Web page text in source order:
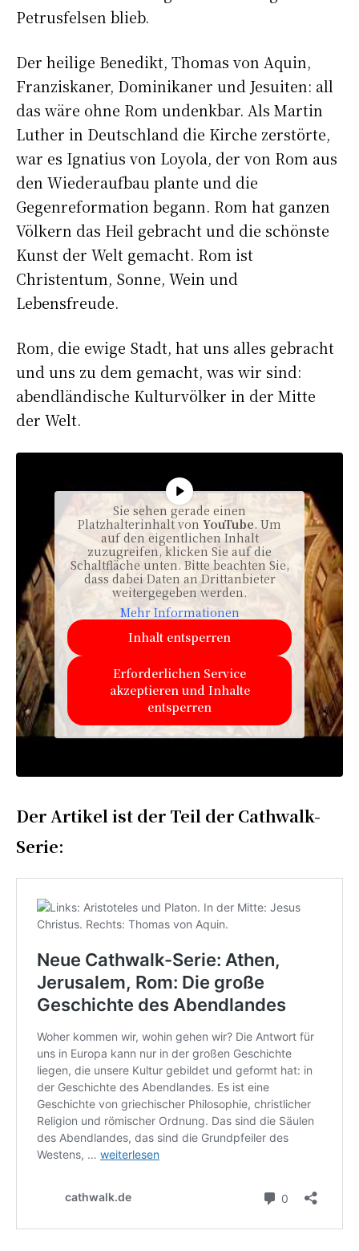
Petrusfelsen blieb.
Der heilige Benedikt, Thomas von Aquin,
Franziskaner, Dominikaner und Jesuiten: all
das wäre ohne Rom undenkbar. Als Martin
Luther in Deutschland die Kirche zerstörte,
war es Ignatius von Loyola, der von Rom aus
den Wiederaufbau plante und die
Gegenreformation begann. Rom hat ganzen
Völkern das Heil gebracht und die schönste
Kunst der Welt gemacht. Rom ist
Christentum, Sonne, Wein und
Lebensfreude.
Rom, die ewige Stadt, hat uns alles gebracht
und uns zu dem gemacht, was wir sind:
abendländische Kulturvölker in der Mitte
der Welt.
Sie sehen gerade einen
Platzhalterinhalt von YouTube. Um
auf den eigentlichen Inhalt
zuzugreifen, klicken Sie auf die
Schaltfläche unten. Bitte beachten Sie,
dass dabei Daten an Drittanbieter
weitergegeben werden.
Mehr Informationen
Inhalt entsperren
Erforderlichen Service
akzeptieren und Inhalte
entsperren
Der Artikel ist der Teil der Cathwalk-
Serie: